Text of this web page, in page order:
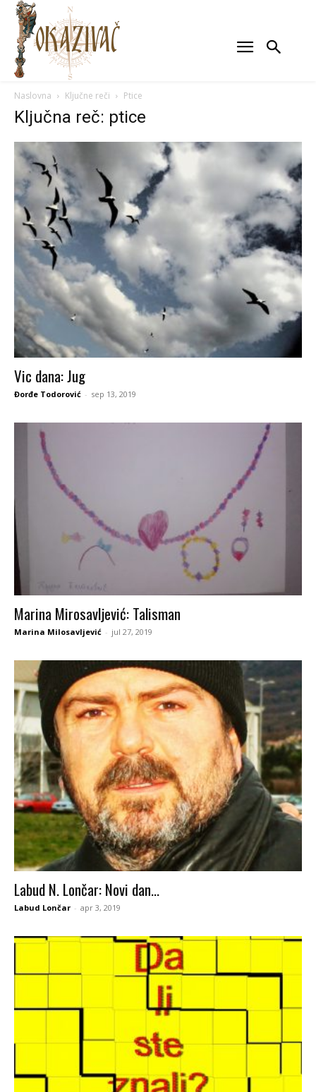
Naslovna Ključne reči Ptice
Ključna reč: ptice
Vic dana: Jug
Đorđe Todorović - sep 13, 2019
Marina Mirosavljević: Talisman
Marina Milosavljević - jul 27, 2019
Labud N. Lončar: Novi dan…
Labud Lončar - apr 3, 2019